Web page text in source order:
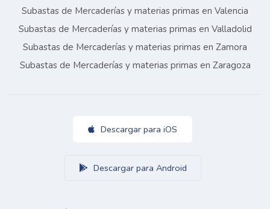
Subastas de Mercaderías y materias primas en Valencia
Subastas de Mercaderías y materias primas en Valladolid
Subastas de Mercaderías y materias primas en Zamora
Subastas de Mercaderías y materias primas en Zaragoza
Descargar para iOS
Descargar para Android